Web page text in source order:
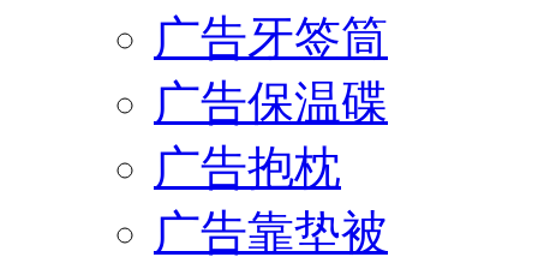
广告牙签筒
广告保温碟
广告抱枕
广告靠垫被